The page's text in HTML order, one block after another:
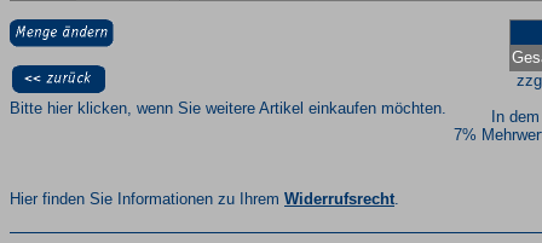
In
7%
Bitte hier klicken, wenn Sie weitere Artikel einkaufen möchten.
Hier finden Sie Informationen zu Ihrem Widerrufsrecht.